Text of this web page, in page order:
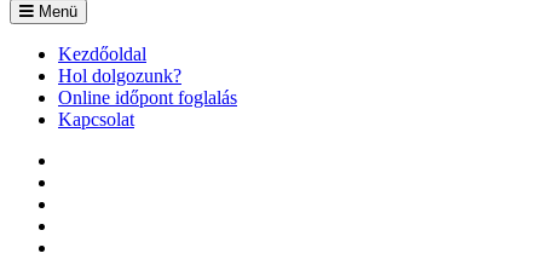
Menü
Kezdőoldal
Hol dolgozunk?
Online időpont foglalás
Kapcsolat